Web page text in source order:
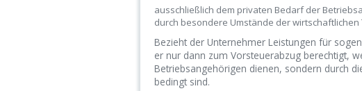
ausschließlich dem privaten Bedarf der
durch besondere Umstände der
Bezieht der Unternehmer Leistungen für
er nur dann zum Vorsteuerabzug berechtigt,
Betriebsangehörigen dienen, sondern durch
bedingt sind.